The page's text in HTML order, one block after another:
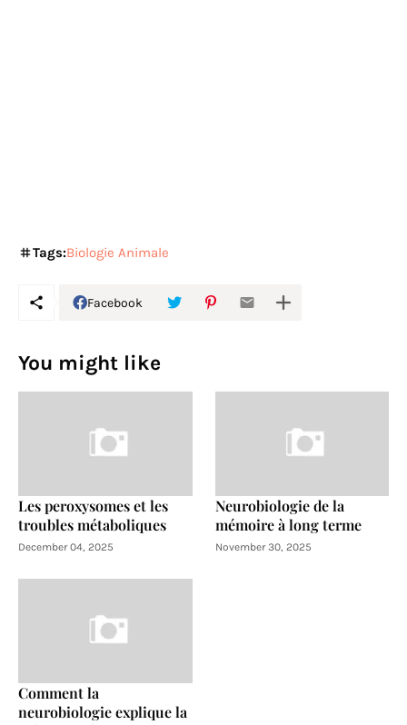
Tags:Biologie Animale
Facebook
You might like
Les peroxysomes et les
troubles métaboliques
December 04, 2025
Neurobiologie de la
mémoire à long terme
November 30, 2025
Comment la
neurobiologie explique la